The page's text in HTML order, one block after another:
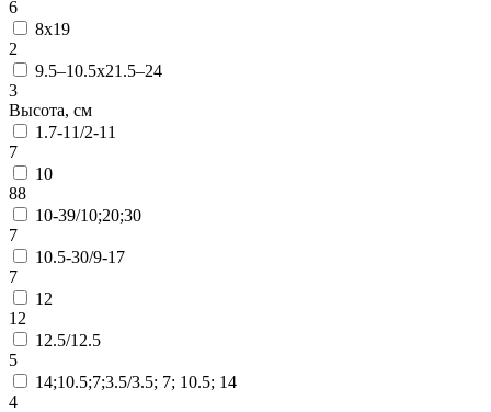
6
8х19
2
9.5–10.5х21.5–24
3
Высота, см
1.7-11/2-11
7
10
88
10-39/10;20;30
7
10.5-30/9-17
7
12
12
12.5/12.5
5
14;10.5;7;3.5/3.5; 7; 10.5; 14
4